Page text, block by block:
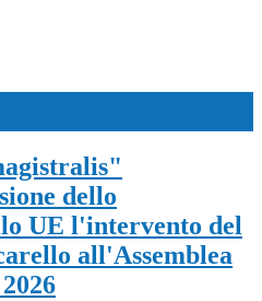
dello
UE l'intervento del
all'Assemblea